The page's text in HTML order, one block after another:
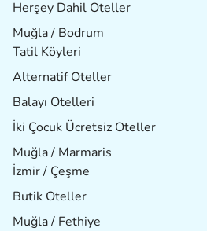
Herşey Dahil Oteller
Muğla / Bodrum
Tatil Köyleri
Alternatif Oteller
Balayı Otelleri
İki Çocuk Ücretsiz Oteller
Muğla / Marmaris
İzmir / Çeşme
Butik Oteller
Muğla / Fethiye